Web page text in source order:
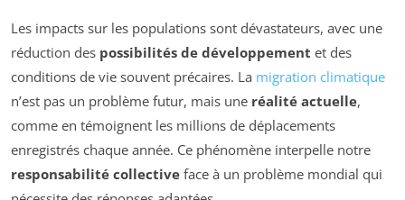
Les impacts sur les populations sont dévastateurs, avec une
réduction des possibilités de développement et des
conditions de vie souvent précaires. La migration climatique
n’est pas un problème futur, mais une réalité actuelle,
comme en témoignent les millions de déplacements
enregistrés chaque année. Ce phénomène interpelle notre
responsabilité collective face à un problème mondial qui